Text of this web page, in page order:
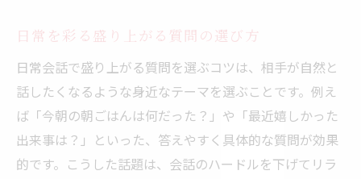
日常を彩る盛り上がる質問の選び方
日常会話で盛り上がる質問を選ぶコツは、相手が自然と
話したくなるような身近なテーマを選ぶことです。例え
ば「今朝の朝ごはんは何だった？」や「最近嬉しかった
出来事は？」といった、答えやすく具体的な質問が効果
的です。こうした話題は、会話のハードルを下げてリラ